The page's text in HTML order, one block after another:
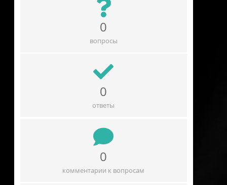
0
вопросы
0
ответы
0
комментарии к вопросам